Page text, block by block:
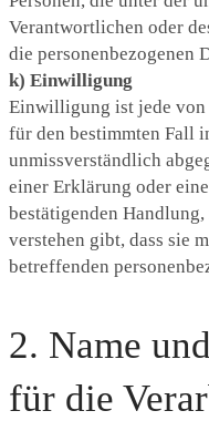
Verantwortlichen oder
die personenbezogenen
k) Einwilligung
Einwilligung ist jede
für den bestimmten Fall
unmissverständlich
einer Erklärung oder
bestätigenden
verstehen gibt, dass sie
betreffenden
2. Name
für die